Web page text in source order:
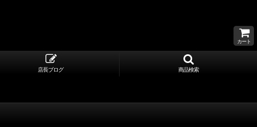
カート
店長ブログ 商品検索